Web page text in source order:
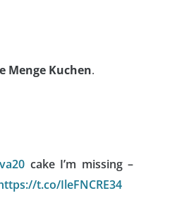
Menge Kuchen.
cake I’m missing –
t.co/IleFNCRE34